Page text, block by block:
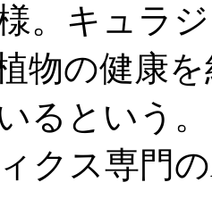
。キュラ
物の健康
るという
クス専門